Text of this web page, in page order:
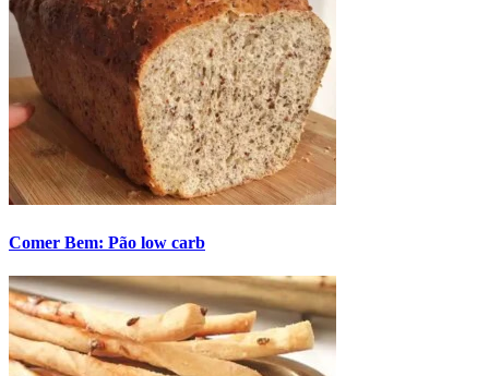
Comer Bem: Pão low carb